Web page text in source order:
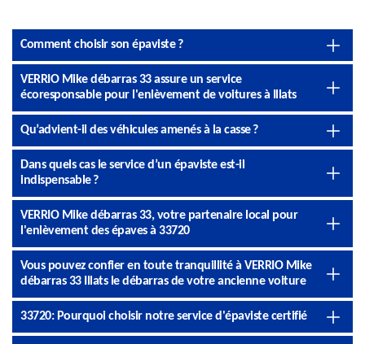
Comment choisir son épaviste ?
VERRIO Mike débarras 33 assure un service
écoresponsable pour l'enlèvement de voitures à Illats
Qu’advient-il des véhicules amenés à la casse ?
Dans quels cas le service d’un épaviste est-il
indispensable ?
VERRIO Mike débarras 33, votre partenaire local pour
l'enlèvement des épaves à 33720
Vous pouvez confier en toute tranquillité à VERRIO Mike
débarras 33 Illats le débarras de votre ancienne voiture
33720: Pourquoi choisir notre service d'épaviste certifié